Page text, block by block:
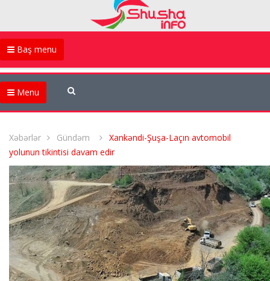
Baş menu
Menu
Xəbərlər Gündəm
Xankəndi-Şuşa-Laçın avtomobil
yolunun tikintisi davam edir